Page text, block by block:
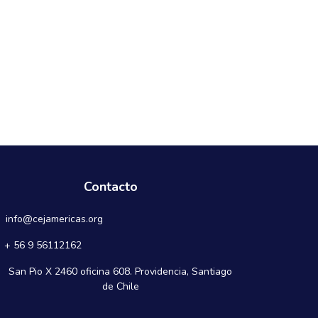
Contacto
info@cejamericas.org
+ 56 9 56112162
San Pio X 2460 oficina 608. Providencia, Santiago
de Chile